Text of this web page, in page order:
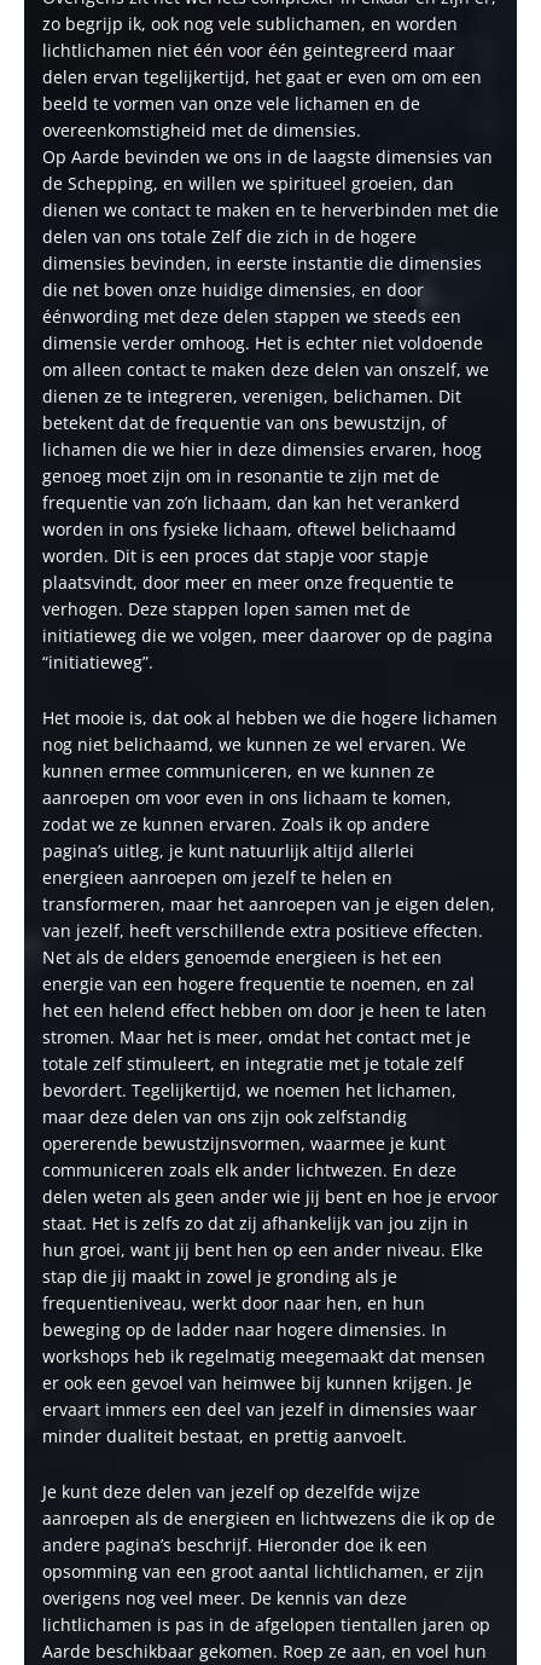
zo begrijp ik, ook nog vele sublichamen, en worden
lichtlichamen niet één voor één geintegreerd maar
delen ervan tegelijkertijd, het gaat er even om om een
beeld te vormen van onze vele lichamen en de
overeenkomstigheid met de dimensies.
Op Aarde bevinden we ons in de laagste dimensies van
de Schepping, en willen we spiritueel groeien, dan
dienen we contact te maken en te herverbinden met die
delen van ons totale Zelf die zich in de hogere
dimensies bevinden, in eerste instantie die dimensies
die net boven onze huidige dimensies, en door
éénwording met deze delen stappen we steeds een
dimensie verder omhoog. Het is echter niet voldoende
om alleen contact te maken deze delen van onszelf, we
dienen ze te integreren, verenigen, belichamen. Dit
betekent dat de frequentie van ons bewustzijn, of
lichamen die we hier in deze dimensies ervaren, hoog
genoeg moet zijn om in resonantie te zijn met de
frequentie van zo’n lichaam, dan kan het verankerd
worden in ons fysieke lichaam, oftewel belichaamd
worden. Dit is een proces dat stapje voor stapje
plaatsvindt, door meer en meer onze frequentie te
verhogen. Deze stappen lopen samen met de
initiatieweg die we volgen, meer daarover op de pagina
“initiatieweg”.
Het mooie is, dat ook al hebben we die hogere lichamen
nog niet belichaamd, we kunnen ze wel ervaren. We
kunnen ermee communiceren, en we kunnen ze
aanroepen om voor even in ons lichaam te komen,
zodat we ze kunnen ervaren. Zoals ik op andere
pagina’s uitleg, je kunt natuurlijk altijd allerlei
energieen aanroepen om jezelf te helen en
transformeren, maar het aanroepen van je eigen delen,
van jezelf, heeft verschillende extra positieve effecten.
Net als de elders genoemde energieen is het een
energie van een hogere frequentie te noemen, en zal
het een helend effect hebben om door je heen te laten
stromen. Maar het is meer, omdat het contact met je
totale zelf stimuleert, en integratie met je totale zelf
bevordert. Tegelijkertijd, we noemen het lichamen,
maar deze delen van ons zijn ook zelfstandig
opererende bewustzijnsvormen, waarmee je kunt
communiceren zoals elk ander lichtwezen. En deze
delen weten als geen ander wie jij bent en hoe je ervoor
staat. Het is zelfs zo dat zij afhankelijk van jou zijn in
hun groei, want jij bent hen op een ander niveau. Elke
stap die jij maakt in zowel je gronding als je
frequentieniveau, werkt door naar hen, en hun
beweging op de ladder naar hogere dimensies. In
workshops heb ik regelmatig meegemaakt dat mensen
er ook een gevoel van heimwee bij kunnen krijgen. Je
ervaart immers een deel van jezelf in dimensies waar
minder dualiteit bestaat, en prettig aanvoelt.
Je kunt deze delen van jezelf op dezelfde wijze
aanroepen als de energieen en lichtwezens die ik op de
andere pagina’s beschrijf. Hieronder doe ik een
opsomming van een groot aantal lichtlichamen, er zijn
overigens nog veel meer. De kennis van deze
lichtlichamen is pas in de afgelopen tientallen jaren op
Aarde beschikbaar gekomen. Roep ze aan, en voel hun